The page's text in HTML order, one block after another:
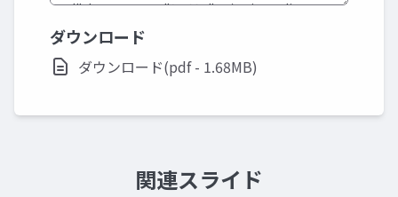
ダウンロード
ダウンロード(pdf - 1.68MB)
関連スライド